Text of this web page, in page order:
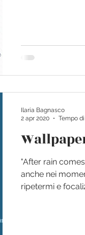
"After rain
anche nei
ripetermi e
Ilaria Bagnasco
2 apr 2020
Tempo